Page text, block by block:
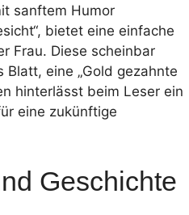
sanftem Humor
bietet eine einfache
Frau. Diese scheinbar
eine „Gold gezahnte
hinterlässt beim Leser ein
eine zukünftige
Geschichte